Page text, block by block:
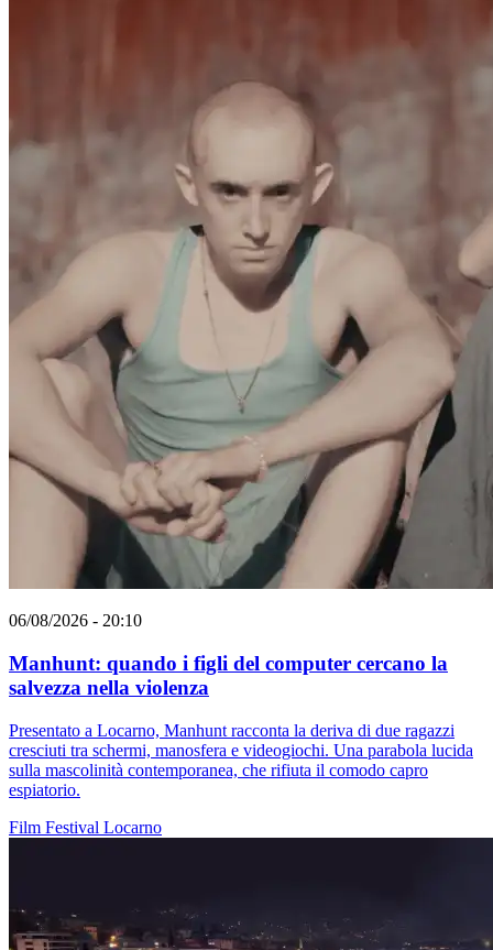
06/08/2026 - 20:10
Manhunt: quando i figli del computer cercano la
salvezza nella violenza
Presentato a Locarno, Manhunt racconta la deriva di due ragazzi
cresciuti tra schermi, manosfera e videogiochi. Una parabola lucida
sulla mascolinità contemporanea, che rifiuta il comodo capro
espiatorio.
Film Festival Locarno